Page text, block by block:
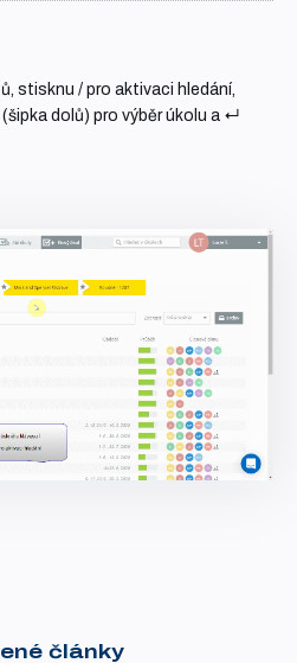
stisknu / pro aktivaci hledání,
(šipka dolů) pro výběr úkolu a ↵
články